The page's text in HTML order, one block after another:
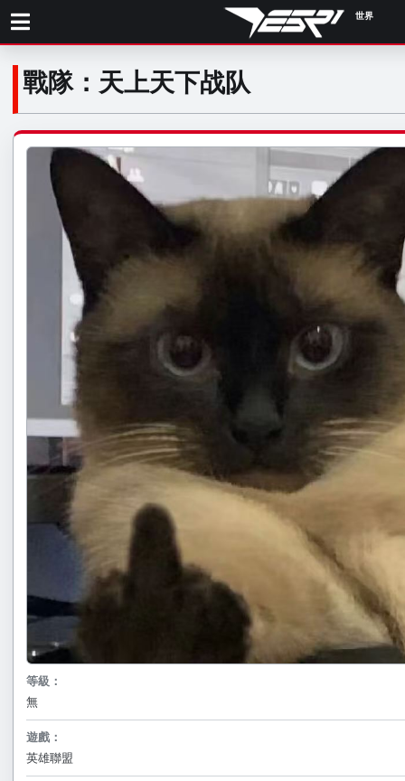
世界
戰隊：天上天下战队
等級：
無
遊戲：
英雄聯盟